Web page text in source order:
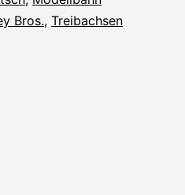
Bros., Treibachsen